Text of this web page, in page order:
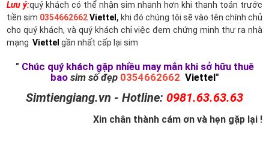
Lưu ý:quý khách có thể nhận sim nhanh hơn khi thanh toán trước
tiền sim 0354662662Viettel , khi đó chúng tôi sẽ vào tên chính chủ
cho quý khách, và quý khách chỉ việc đem chứng minh thư ra nhà
mạng Viettel gần nhất cấp lại sim
" Chúc quý khách gặp nhiều may mắn khi sở hữu thuê
bao sim số đẹp 0354662662 Viettel"
Simtiengiang.vn - Hotline: 0981.63.63.63
Xin chân thành cám ơn và hẹn gặp lại !